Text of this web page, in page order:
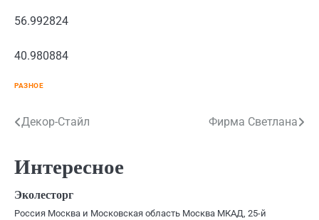
56.992824
40.980884
РАЗНОЕ
Навигация
записям
Декор-Стайл Фирма Светлана
Интересное
Эколесторг
Россия Москва и Московская область Москва МКАД, 25-й